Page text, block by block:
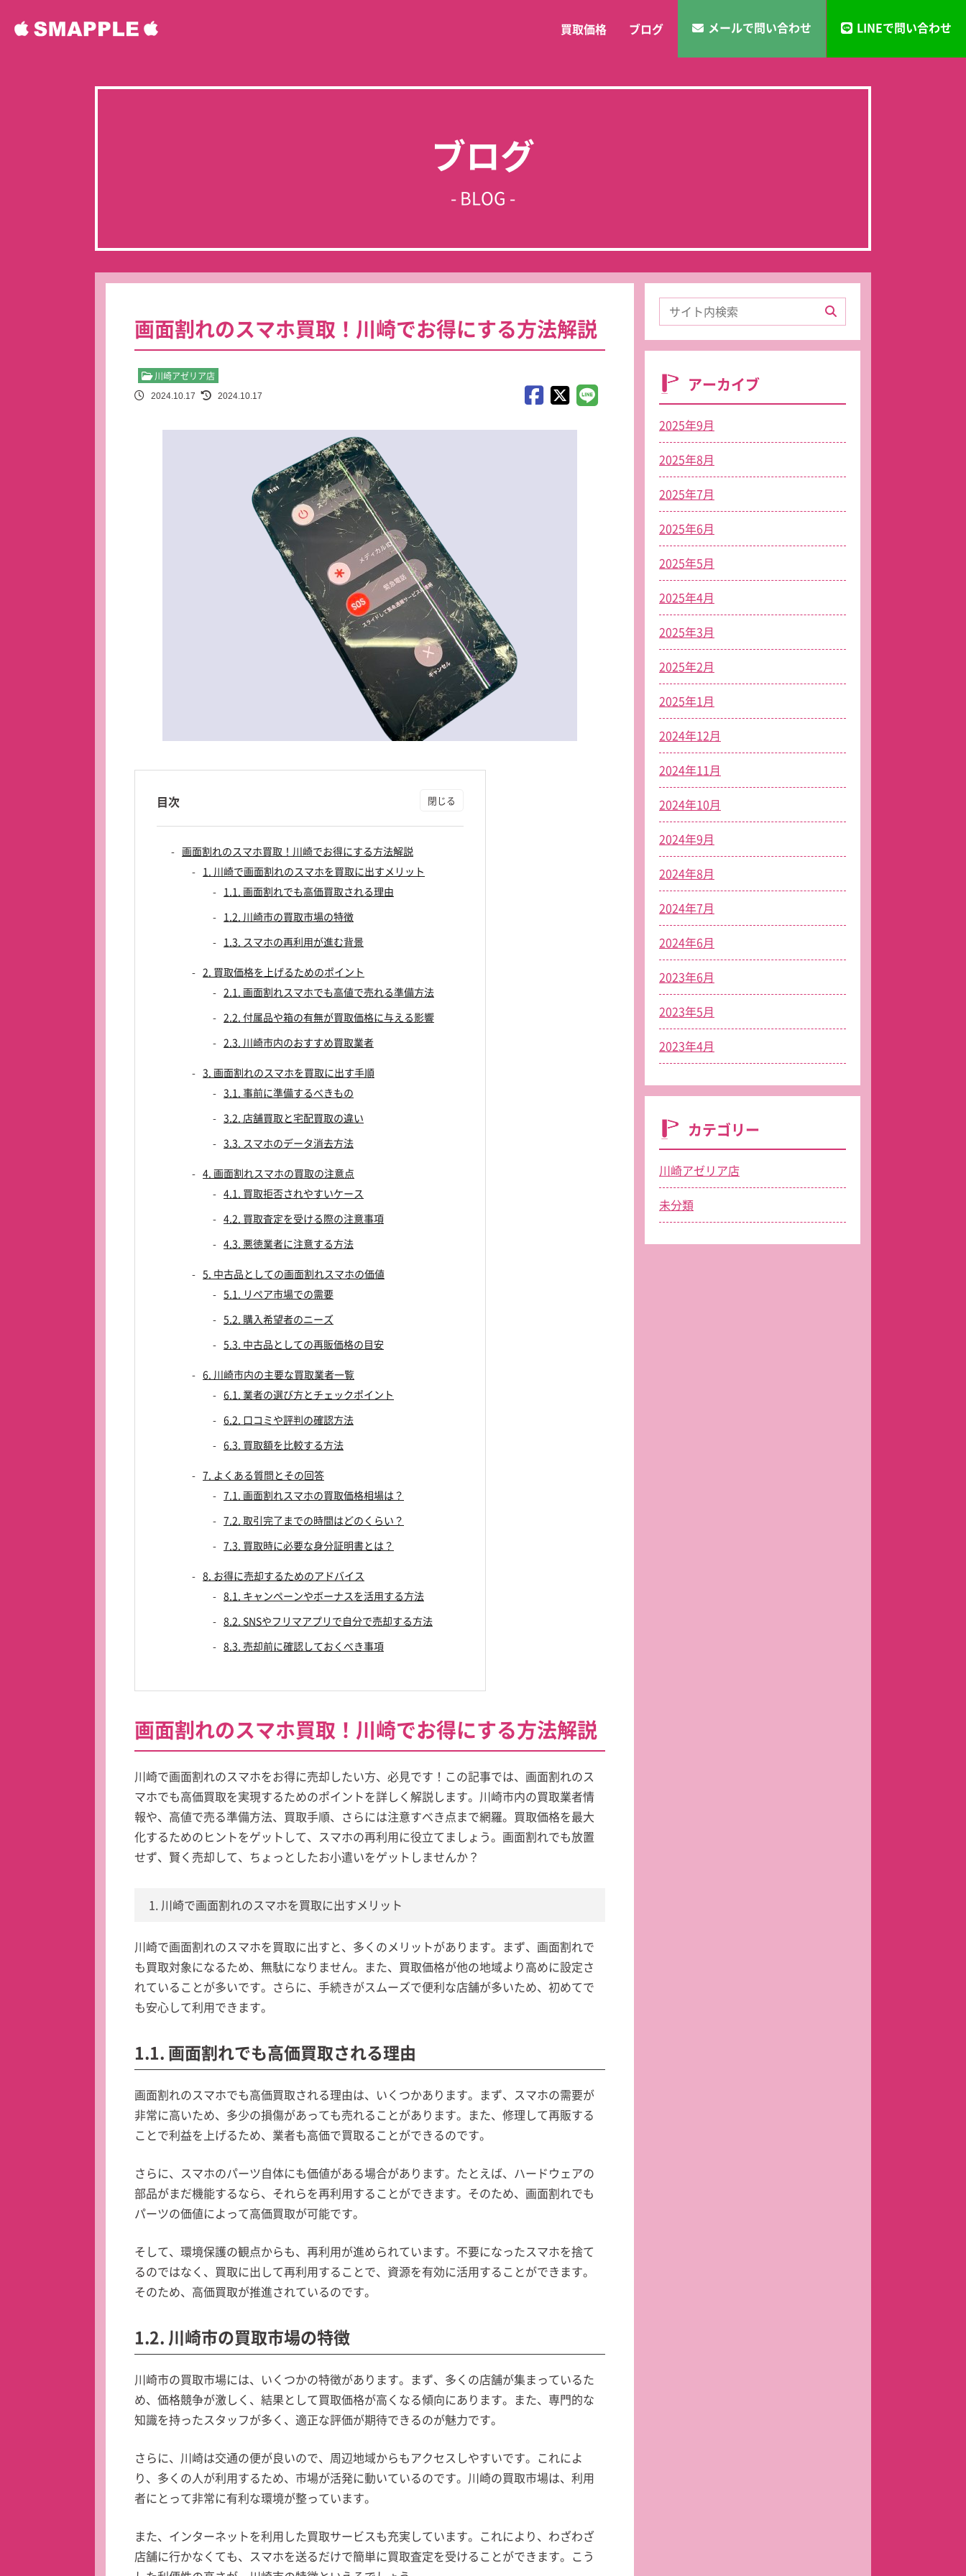
買取価格 ブログ メールで問い合わせ LINEで問い合わせ
ブログ
- BLOG -
画面割れのスマホ買取！川崎でお得にする方法解説
川崎アゼリア店
2024.10.17 2024.10.17
目次
画面割れのスマホ買取！川崎でお得にする方法解説
1. 川崎で画面割れのスマホを買取に出すメリット
1.1. 画面割れでも高価買取される理由
1.2. 川崎市の買取市場の特徴
1.3. スマホの再利用が進む背景
2. 買取価格を上げるためのポイント
2.1. 画面割れスマホでも高値で売れる準備方法
2.2. 付属品や箱の有無が買取価格に与える影響
2.3. 川崎市内のおすすめ買取業者
3. 画面割れのスマホを買取に出す手順
3.1. 事前に準備するべきもの
3.2. 店舗買取と宅配買取の違い
3.3. スマホのデータ消去方法
4. 画面割れスマホの買取の注意点
4.1. 買取拒否されやすいケース
4.2. 買取査定を受ける際の注意事項
4.3. 悪徳業者に注意する方法
5. 中古品としての画面割れスマホの価値
5.1. リペア市場での需要
5.2. 購入希望者のニーズ
5.3. 中古品としての再販価格の目安
6. 川崎市内の主要な買取業者一覧
6.1. 業者の選び方とチェックポイント
6.2. 口コミや評判の確認方法
6.3. 買取額を比較する方法
7. よくある質問とその回答
7.1. 画面割れスマホの買取価格相場は？
7.2. 取引完了までの時間はどのくらい？
7.3. 買取時に必要な身分証明書とは？
8. お得に売却するためのアドバイス
8.1. キャンペーンやボーナスを活用する方法
8.2. SNSやフリマアプリで自分で売却する方法
8.3. 売却前に確認しておくべき事項
画面割れのスマホ買取！川崎でお得にする方法解説
川崎で画面割れのスマホをお得に売却したい方、必見です！この記事では、画面割れのス
マホでも高価買取を実現するためのポイントを詳しく解説します。川崎市内の買取業者情
報や、高値で売る準備方法、買取手順、さらには注意すべき点まで網羅。買取価格を最大
化するためのヒントをゲットして、スマホの再利用に役立てましょう。画面割れでも放置
せず、賢く売却して、ちょっとしたお小遣いをゲットしませんか？
1. 川崎で画面割れのスマホを買取に出すメリット
川崎で画面割れのスマホを買取に出すと、多くのメリットがあります。まず、画面割れで
も買取対象になるため、無駄になりません。また、買取価格が他の地域より高めに設定さ
れていることが多いです。さらに、手続きがスムーズで便利な店舗が多いため、初めてで
も安心して利用できます。
1.1. 画面割れでも高価買取される理由
画面割れのスマホでも高価買取される理由は、いくつかあります。まず、スマホの需要が
非常に高いため、多少の損傷があっても売れることがあります。また、修理して再販する
ことで利益を上げるため、業者も高価で買取ることができるのです。
さらに、スマホのパーツ自体にも価値がある場合があります。たとえば、ハードウェアの
部品がまだ機能するなら、それらを再利用することができます。そのため、画面割れでも
パーツの価値によって高価買取が可能です。
そして、環境保護の観点からも、再利用が進められています。不要になったスマホを捨て
るのではなく、買取に出して再利用することで、資源を有効に活用することができます。
そのため、高価買取が推進されているのです。
1.2. 川崎市の買取市場の特徴
川崎市の買取市場には、いくつかの特徴があります。まず、多くの店舗が集まっているた
め、価格競争が激しく、結果として買取価格が高くなる傾向にあります。また、専門的な
知識を持ったスタッフが多く、適正な評価が期待できるのが魅力です。
さらに、川崎は交通の便が良いので、周辺地域からもアクセスしやすいです。これによ
り、多くの人が利用するため、市場が活発に動いているのです。川崎の買取市場は、利用
者にとって非常に有利な環境が整っています。
また、インターネットを利用した買取サービスも充実しています。これにより、わざわざ
店舗に行かなくても、スマホを送るだけで簡単に買取査定を受けることができます。こう
アーカイブ
2025年9月
2025年8月
2025年7月
2025年6月
2025年5月
2025年4月
2025年3月
2025年2月
2025年1月
2024年12月
2024年11月
2024年10月
2024年9月
2024年8月
2024年7月
2024年6月
2023年6月
2023年5月
2023年4月
カテゴリー
川崎アゼリア店
未分類